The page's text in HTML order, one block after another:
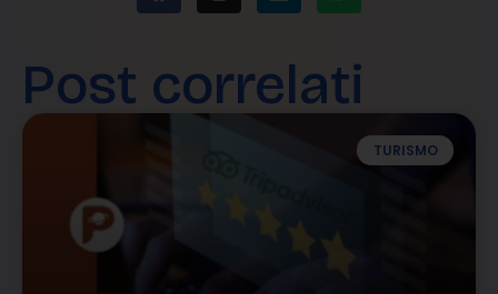
Post correlati
TURISMO